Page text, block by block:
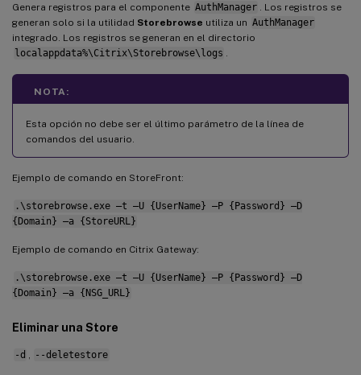
Genera registros para el componente AuthManager
. Los registros se
generan solo si la utilidad Storebrowse utiliza un AuthManager
integrado. Los registros se generan en el directorio
localappdata%\Citrix\Storebrowse\logs
NOTA:
Esta opción no debe ser el último parámetro de la línea de
comandos del usuario.
Ejemplo de comando en StoreFront:
.\storebrowse.exe –t –U {UserName} –P {Password} –D
{Domain} –a {StoreURL}
Ejemplo de comando en Citrix Gateway:
.\storebrowse.exe –t –U {UserName} –P {Password} –D
{Domain} –a {NSG_URL}
Eliminar una Store
-d --deletestore